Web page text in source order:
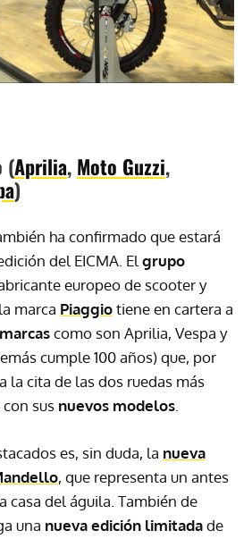
(Aprilia, Moto Guzzi,
)
ha confirmado que estará
del EICMA. Elgrupo
europeo de scooter y
marca Piaggiotiene en cartera a
como son Aprilia, Vespa y
cumple 100 años) que, por
la cita de las dos ruedas más
sus nuevos modelos.
es, sin duda, la nueva
, que representa un antes
casa del águila. También de
una nueva edición limitadade